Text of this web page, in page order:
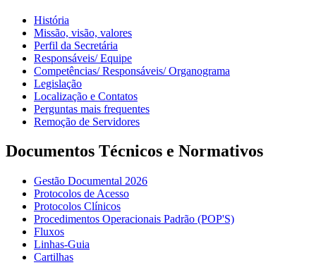
História
Missão, visão, valores
Perfil da Secretária
Responsáveis/ Equipe
Competências/ Responsáveis/ Organograma
Legislação
Localização e Contatos
Perguntas mais frequentes
Remoção de Servidores
Documentos Técnicos e Normativos
Gestão Documental 2026
Protocolos de Acesso
Protocolos Clínicos
Procedimentos Operacionais Padrão (POP'S)
Fluxos
Linhas-Guia
Cartilhas